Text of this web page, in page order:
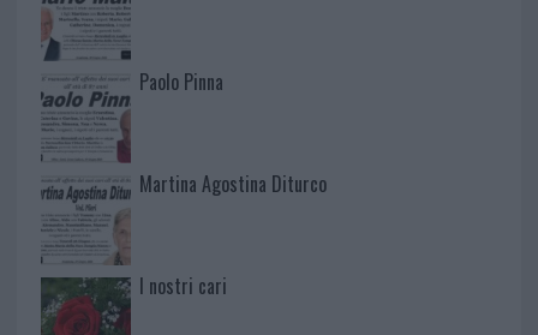
Paolo Pinna
Martina Agostina Diturco
I nostri cari